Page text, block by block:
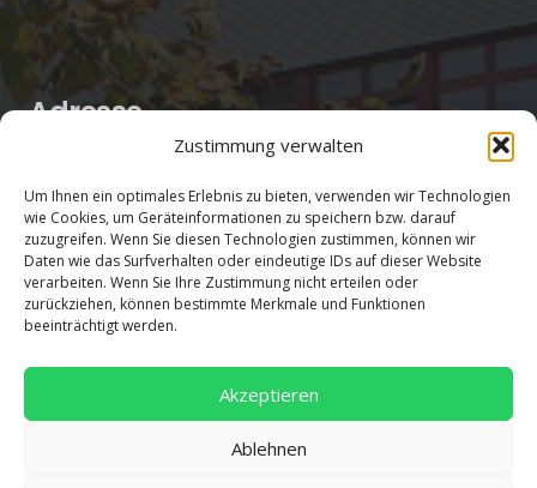
Zustimmung verwalten
Um Ihnen ein optimales Erlebnis zu bieten, verwenden wir Technologien
wie Cookies, um Geräteinformationen zu speichern bzw. darauf
zuzugreifen. Wenn Sie diesen Technologien zustimmen, können wir
Daten wie das Surfverhalten oder eindeutige IDs auf dieser Website
verarbeiten. Wenn Sie Ihre Zustimmung nicht erteilen oder
zurückziehen, können bestimmte Merkmale und Funktionen
beeinträchtigt werden.
Akzeptieren
Ablehnen
Adresse
56626 Andernach
02632/96560